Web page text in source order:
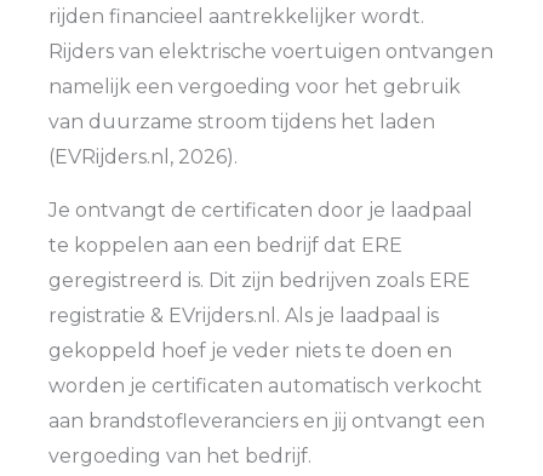
rijden financieel aantrekkelijker wordt.
Rijders van elektrische voertuigen ontvangen
namelijk een vergoeding voor het gebruik
van duurzame stroom tijdens het laden
(EVRijders.nl, 2026).
Je ontvangt de certificaten door je laadpaal
te koppelen aan een bedrijf dat ERE
geregistreerd is. Dit zijn bedrijven zoals ERE
registratie & EVrijders.nl. Als je laadpaal is
gekoppeld hoef je veder niets te doen en
worden je certificaten automatisch verkocht
aan brandstofleveranciers en jij ontvangt een
vergoeding van het bedrijf.